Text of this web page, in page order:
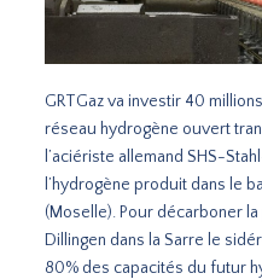
GRTGaz va investir 40
réseau hydrogène ouvert
l’aciériste allemand SHS-
l’hydrogène produit dans le
(Moselle). Pour décarboner
Dillingen dans la Sarre le
80% des capacités du futur